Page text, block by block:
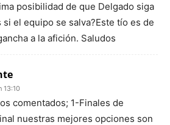
posibilidad de que Delgado siga
si el equipo se salva?Este tío es de
a la afición. Saludos
13:10
comentados; 1-Finales de
nuestras mejores opciones son